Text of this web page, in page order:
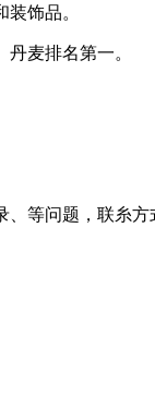
饰品。
麦排名第一。
等问题，联糸方